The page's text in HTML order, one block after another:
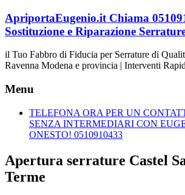
Vai
al
contenuto
ApriportaEugenio.it Chiama
Sostituzione e Riparazione
il Tuo Fabbro di Fiducia per Serrature di
Ravenna Modena e provincia | Interventi
Menu
TELEFONA ORA PER UN
SENZA INTERMEDIARI CON
ONESTO! 0510910433
Apertura serrature Castel
Terme